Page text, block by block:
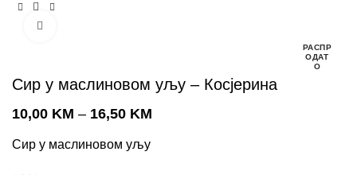
РАСПР
ОДАТ
О
Сир у маслиновом уљу – Косјерина
10,00 KM – 16,50 KM
Сир у маслиновом уљу